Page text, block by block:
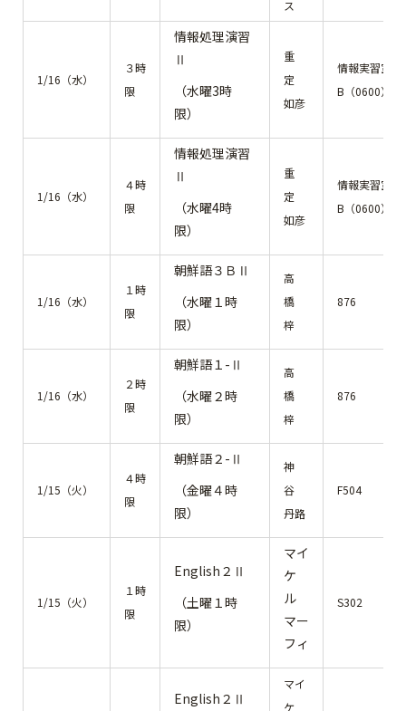
ス
1/16（水）
３時
限
情報処理演習
Ⅱ
（水曜3時
限）
重
定
如彦
情報実習室
B（0600）
1/16（水）
４時
限
情報処理演習
Ⅱ
（水曜4時
限）
重
定
如彦
情報実習室
B（0600）
1/16（水）
１時
限
朝鮮語３ＢⅡ
（水曜１時
限）
高
橋
梓
876
1/16（水）
２時
限
朝鮮語１-Ⅱ
（水曜２時
限）
高
橋
梓
876
1/15（火）
４時
限
朝鮮語２-Ⅱ
（金曜４時
限）
神
谷
丹路
F504
1/15（火）
１時
限
English２Ⅱ
（土曜１時
限）
マイ
ケ
ル
マー
フィ
S302
English２Ⅱ
マイ
ケ